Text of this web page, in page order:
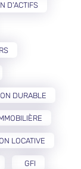
D'ACTIFS
DURABLE
LOCATIVE
GFI